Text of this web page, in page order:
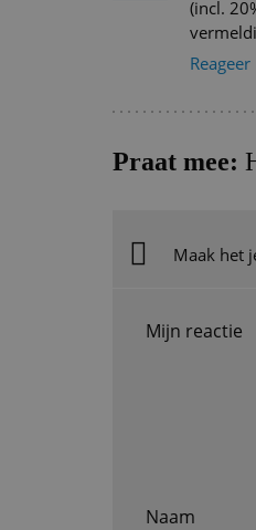
(incl.
Reageer
Praat mee:
Maak het
Mijn reactie
Naam